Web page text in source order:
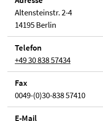
Altensteinstr. 2-4
14195 Berlin
Telefon
+49 30 838 57434
Fax
0049-(0)30-838 57410
E-Mail